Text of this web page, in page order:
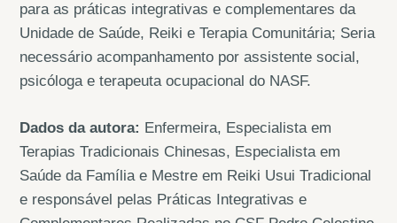
para as práticas integrativas e complementares da
Unidade de Saúde, Reiki e Terapia Comunitária; Seria
necessário acompanhamento por assistente social,
psicóloga e terapeuta ocupacional do NASF.
Dados da autora: Enfermeira, Especialista em
Terapias Tradicionais Chinesas, Especialista em
Saúde da Família e Mestre em Reiki Usui Tradicional
e responsável pelas Práticas Integrativas e